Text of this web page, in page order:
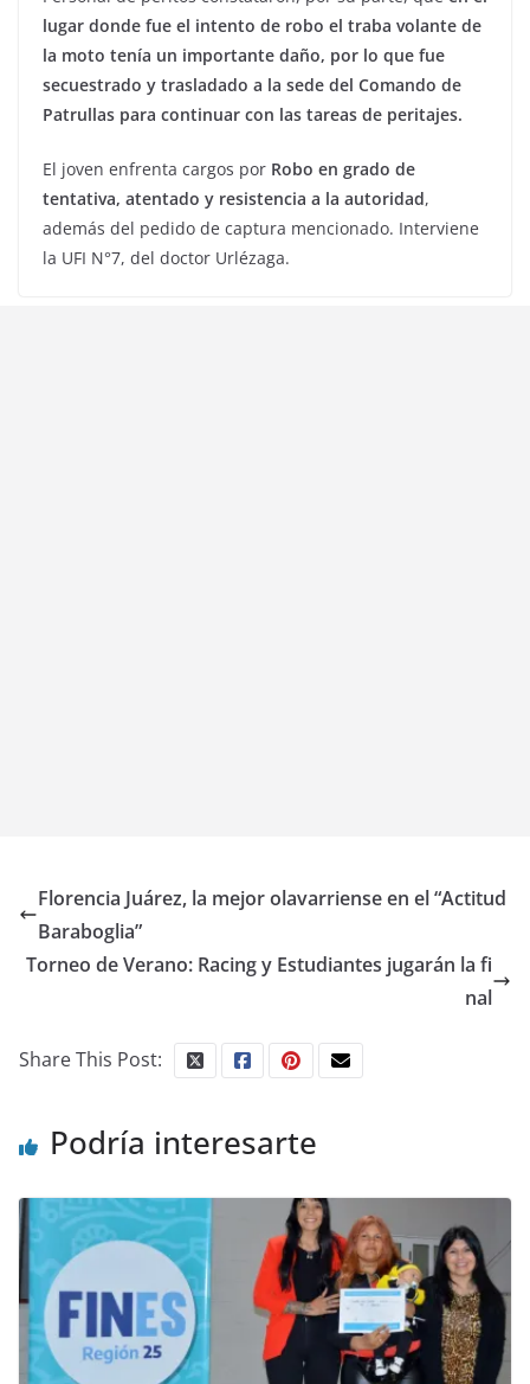
lugar donde fue el intento de robo el traba volante de
la moto tenía un importante daño, por lo que fue
secuestrado y trasladado a la sede del Comando de
Patrullas para continuar con las tareas de peritajes.
El joven enfrenta cargos por Robo en grado de
tentativa, atentado y resistencia a la autoridad,
además del pedido de captura mencionado. Interviene
la UFI N°7, del doctor Urlézaga.
Florencia Juárez, la mejor olavarriense en el “Actitud
Baraboglia”
Torneo de Verano: Racing y Estudiantes jugarán la fi
nal
Share This Post:
Podría interesarte